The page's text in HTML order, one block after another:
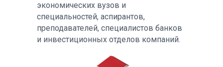
экономических вузов и
специальностей, аспирантов,
преподавателей, специалистов банков
и инвестиционных отделов компаний.